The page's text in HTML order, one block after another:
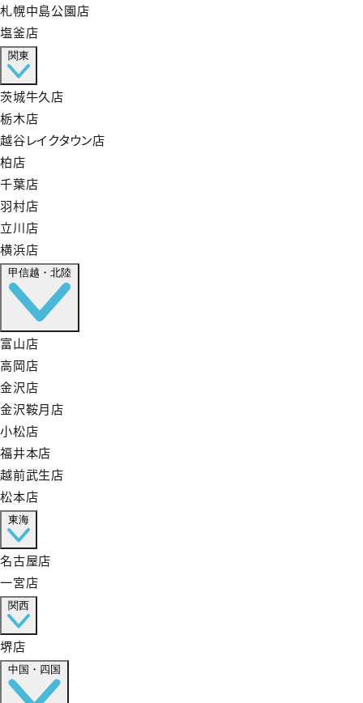
札幌中島公園店
塩釜店
関東
茨城牛久店
栃木店
越谷レイクタウン店
柏店
千葉店
羽村店
立川店
横浜店
甲信越・北陸
富山店
高岡店
金沢店
金沢鞍月店
小松店
福井本店
越前武生店
松本店
東海
名古屋店
一宮店
関西
堺店
中国・四国